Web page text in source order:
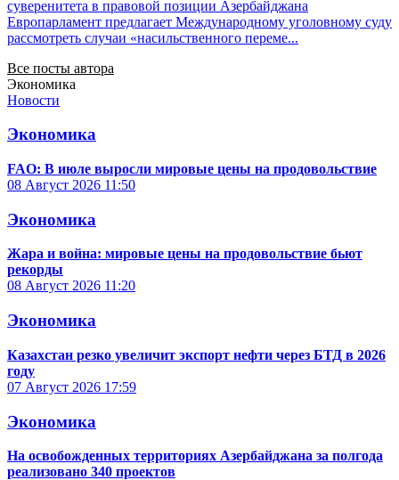
суверенитета в правовой позиции Азербайджана
Европарламент предлагает Международному уголовному суду
рассмотреть случаи «насильственного переме...
Все посты автора
Экономика
Новости
Экономика
FAO: В июле выросли мировые цены на продовольствие
08 Август 2026 11:50
Экономика
Жара и война: мировые цены на продовольствие бьют
рекорды
08 Август 2026 11:20
Экономика
Казахстан резко увеличит экспорт нефти через БТД в 2026
году
07 Август 2026 17:59
Экономика
На освобожденных территориях Азербайджана за полгода
реализовано 340 проектов